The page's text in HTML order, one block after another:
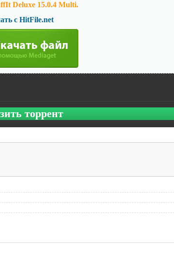
Deluxe 15.0.4 Multi.
с HitFile.net
торрент